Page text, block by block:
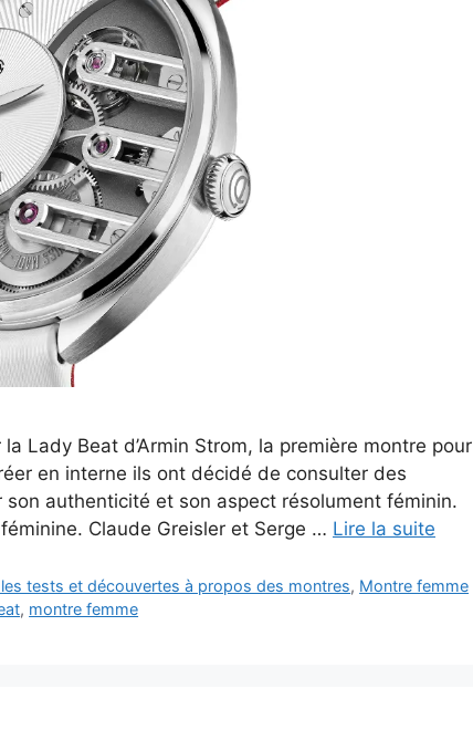
Lady Beat d’Armin Strom, la première montre pour
en interne ils ont décidé de consulter des
authenticité et son aspect résolument féminin.
Claude Greisler et Serge … Lire la suite
tests et découvertes à propos des montres, Montre femme
, montre femme